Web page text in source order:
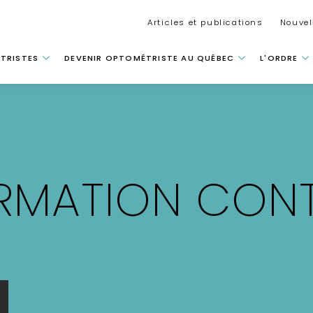
Articles et publications
principale
DEVENIR OPTOMÉTRISTE AU QUÉBEC L'ORDRE